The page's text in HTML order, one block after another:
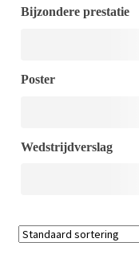
Bijzondere prestatie
Poster
Wedstrijdverslag